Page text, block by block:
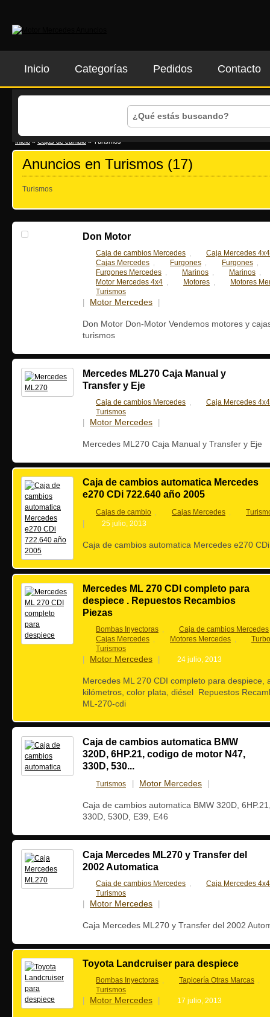
Inicio Categorías Pedidos Contacto
Inicio » Cajas de cambio » Turismos
Anuncios en Turismos (17)
Turismos
Don Motor
Caja de cambios Mercedes
Caja Mercedes 4x4
Cajas Mercedes
Furgones Furgones
Furgones Mercedes Marinos Marinos
Motor Mercedes 4x4 Motores
Motores
Turismos
Motor Mercedes
Don Motor Don-Motor Vendemos motores y
turismos
Mercedes ML270 Caja Manual y
Transfer y Eje
Caja de cambios Mercedes
Caja Mercedes 4x4
Turismos
Motor Mercedes
Mercedes ML270 Caja Manual y Transfer y Eje
Caja de cambios automatica Mercedes
e270 CDi 722.640 año 2005
Cajas de cambio Cajas Mercedes
25 julio, 2013
Caja de cambios automatica Mercedes e270
Mercedes ML 270 CDI completo para
despiece . Repuestos Recambios
Piezas
Bombas Inyectoras
Caja de cambios Mercedes
Cajas Mercedes
Motores Mercedes
Turismos
Motor Mercedes 24 julio, 2013
Mercedes ML 270 CDI completo para despiece,
kilómetros, color plata, diésel Repuestos
ML-270-cdi
Caja de cambios automatica BMW
320D, 6HP.21, codigo de motor N47,
330D, 530...
Turismos Motor Mercedes
Caja de cambios automatica BMW 320D,
330D, 530D, E39, E46
Caja Mercedes ML270 y Transfer del
2002 Automatica
Caja de cambios Mercedes
Caja Mercedes 4x4
Turismos
Motor Mercedes
Caja Mercedes ML270 y Transfer del 2002
Toyota Landcruiser para despiece
Bombas Inyectoras Tapicería Otras Marcas
Turismos
Motor Mercedes 17 julio, 2013